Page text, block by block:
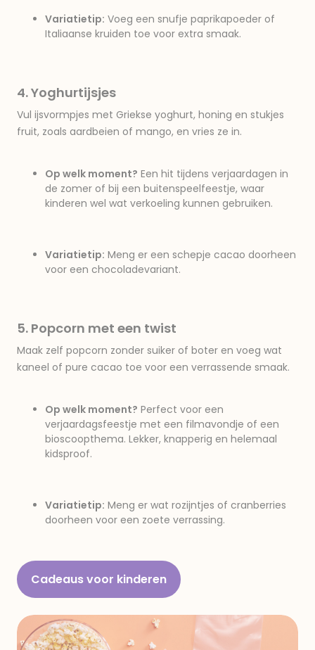
Variatietip: Voeg een snufje paprikapoeder of
Italiaanse kruiden toe voor extra smaak.
4. Yoghurtijsjes
Vul ijsvormpjes met Griekse yoghurt, honing en stukjes
fruit, zoals aardbeien of mango, en vries ze in.
Op welk moment? Een hit tijdens verjaardagen in
de zomer of bij een buitenspeelfeestje, waar
kinderen wel wat verkoeling kunnen gebruiken.
Variatietip: Meng er een schepje cacao doorheen
voor een chocoladevariant.
5. Popcorn met een twist
Maak zelf popcorn zonder suiker of boter en voeg wat
kaneel of pure cacao toe voor een verrassende smaak.
Op welk moment? Perfect voor een
verjaardagsfeestje met een filmavondje of een
bioscoopthema. Lekker, knapperig en helemaal
kidsproof.
Variatietip: Meng er wat rozijntjes of cranberries
doorheen voor een zoete verrassing.
Cadeaus voor kinderen